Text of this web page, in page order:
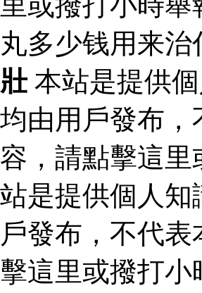
丸多少钱用来
壯本站是提供
均由用戶發布
容，請點擊這
站是提供個人
戶發布，不代
擊這里或撥打